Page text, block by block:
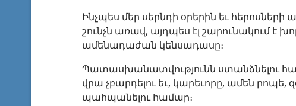
Ինչպես մեր սերնդի օրերին եւ
շունչն առավ, այդպես էլ շարունակում է
ամենադաժան կենսադասը։
Պատասխանատվությունն ստանձնելու
վրա չբարդելու եւ, կարեւորը, ամեն րոպե,
պահպանելու համար։